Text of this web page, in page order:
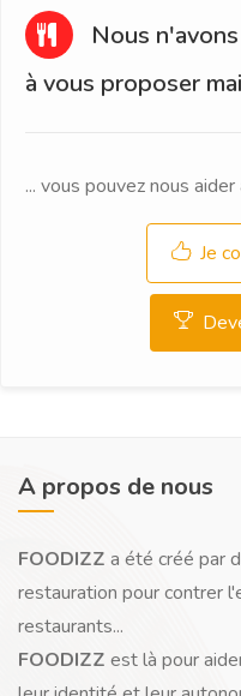
Nous
à vous proposer
... vous pouvez nous
Je
A propos de nous
FOODIZZ a été créé par
restauration pour contrer
restaurants...
FOODIZZ est là pour